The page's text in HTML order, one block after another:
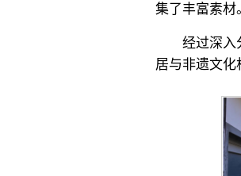
集了丰富素材。
经过深入
居与非遗文化